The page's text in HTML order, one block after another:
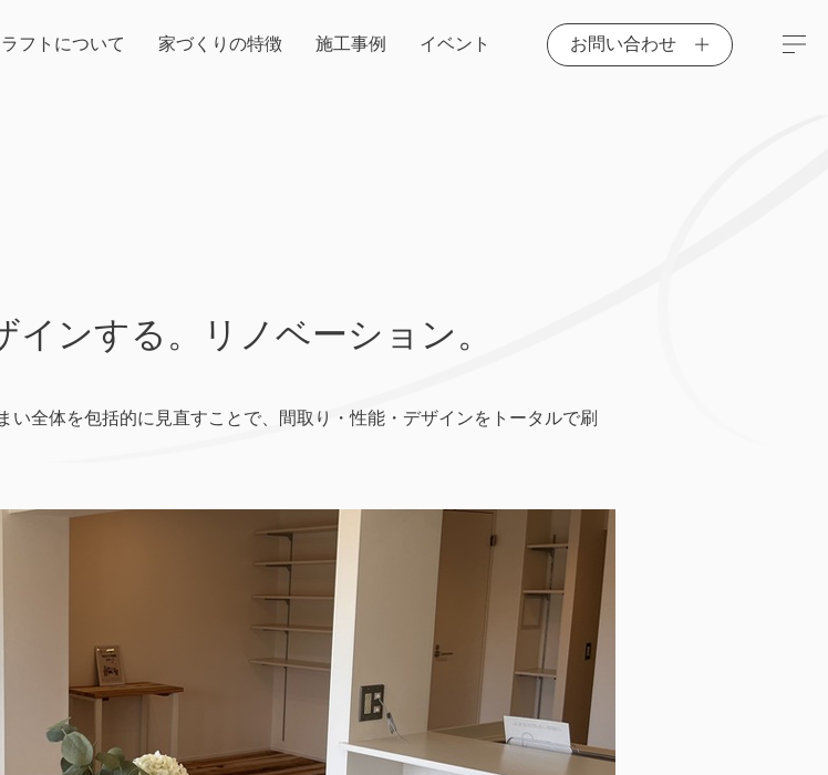
フトについて 家づくりの特徴 施工事例 イベント お問い合わせ
ンする。リノベーション。
全体を包括的に見直すことで、間取り・性能・デザインをトータルで刷